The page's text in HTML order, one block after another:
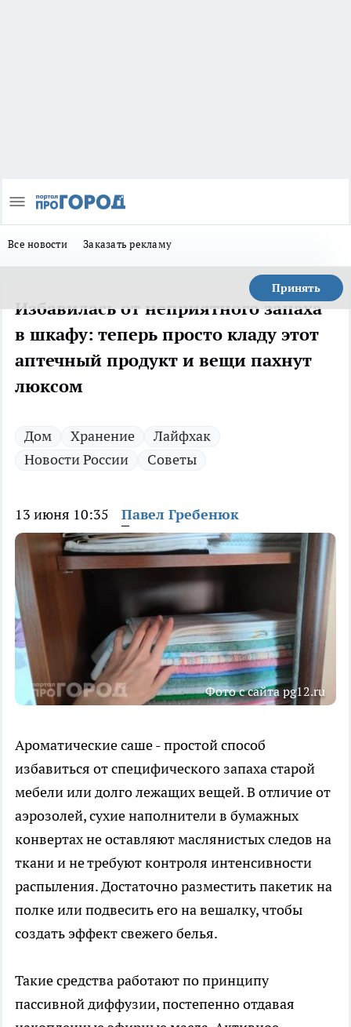
Все новости Заказать рекламу
Принять
Избавилась от неприятного запаха
в шкафу: теперь просто кладу этот
аптечный продукт и вещи пахнут
люксом
Дом Хранение
Лайфхак
Новости России
Советы
13 июня 10:35 Павел Гребенюк
Фото с сайта pg12.ru
Ароматические саше - простой способ
избавиться от специфического запаха старой
мебели или долго лежащих вещей. В отличие от
аэрозолей, сухие наполнители в бумажных
конвертах не оставляют маслянистых следов на
ткани и не требуют контроля интенсивности
распыления. Достаточно разместить пакетик на
полке или подвесить его на вешалку, чтобы
создать эффект свежего белья.
Такие средства работают по принципу
пассивной диффузии, постепенно отдавая